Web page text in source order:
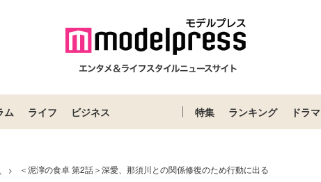
ム ライフ ビジネス 特集 ランキング ドラマ
> ＜泥濘の食卓 第2話＞深愛、那須川との関係修復のため行動に出る